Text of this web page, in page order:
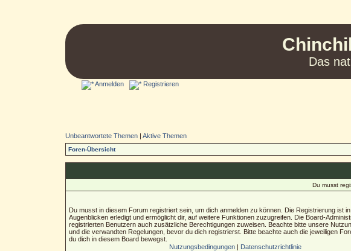
Das
Anmelden Registrieren
Unbeantwortete Themen| Aktive Themen
Foren-Übersicht
Du musst
Du musst in diesem Forum registriert sein, um dich anmelden zu können. Die Registrierung ist
Augenblicken erledigt und ermöglicht dir, auf weitere Funktionen zuzugreifen. Die Board-
registrierten Benutzern auch zusätzliche Berechtigungen zuweisen. Beachte bitte unsere
und die verwandten Regelungen, bevor du dich registrierst. Bitte beachte auch die jeweiligen
du dich in diesem Board bewegst.
Nutzungsbedingungen | Datenschutzrichtlinie